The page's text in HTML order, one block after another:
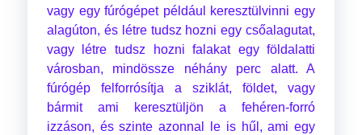
vagy egy fúrógépet például keresztülvinni egy
alagúton, és létre tudsz hozni egy csőalagutat,
vagy létre tudsz hozni falakat egy földalatti
városban, mindössze néhány perc alatt. A
fúrógép felforrósítja a sziklát, földet, vagy
bármit ami keresztüljön a fehéren-forró
izzáson, és szinte azonnal le is hűl, ami egy